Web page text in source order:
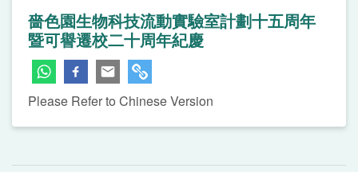
嗇色園生物科技流動實驗室計劃十五周年
暨可譽遷校二十周年紀慶
Please Refer to Chinese Version